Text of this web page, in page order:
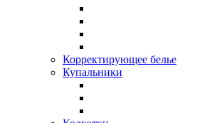
Корректирующее белье
Купальники